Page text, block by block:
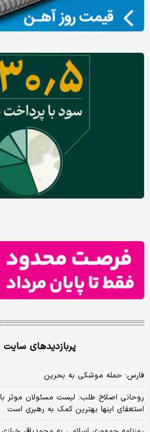
پربازدیدهای
فارس: حمله موشکی به بحرین
استعفای اینها بهترین کمک به رهبری است